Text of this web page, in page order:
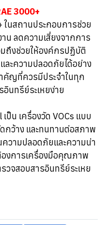
3000+
ในสถานประกอบการช่วย
น ลดความเสี่ยงจากการ
ถึงช่วยให้องค์กรปฏิบัติ
ะความปลอดภัยได้อย่าง
คัญที่ควรมีประจำในทุก
นทรีย์ระเหยง่าย
ป็น เครื่องวัด VOCs แบบ
กว้าง และทนทานต่อสภาพ
ความปลอดภัยและความน่า
องการเครื่องมือคุณภาพ
วจสอบสารอินทรีย์ระเหย